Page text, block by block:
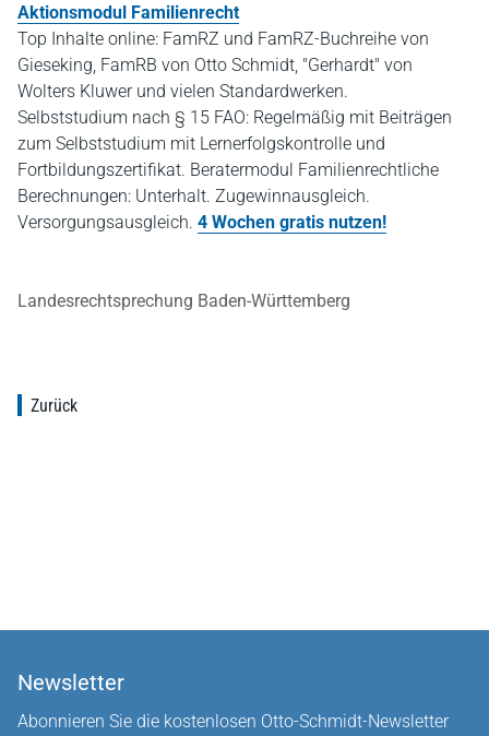
Aktionsmodul Familienrecht
Top Inhalte online: FamRZ und FamRZ-Buchreihe von
Gieseking, FamRB von Otto Schmidt, "Gerhardt" von
Wolters Kluwer und vielen Standardwerken.
Selbststudium nach § 15 FAO: Regelmäßig mit Beiträgen
zum Selbststudium mit Lernerfolgskontrolle und
Fortbildungszertifikat. Beratermodul Familienrechtliche
Berechnungen: Unterhalt. Zugewinnausgleich.
Versorgungsausgleich. 4 Wochen gratis nutzen!
Landesrechtsprechung Baden-Württemberg
Zurück
Newsletter
Abonnieren Sie die kostenlosen Otto-Schmidt-Newsletter